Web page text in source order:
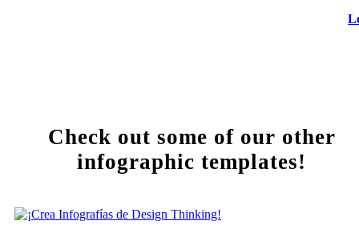
Check out some of our other
infographic templates!